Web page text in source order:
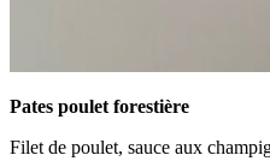
Pates poulet forestière
Filet de poulet, sauce aux